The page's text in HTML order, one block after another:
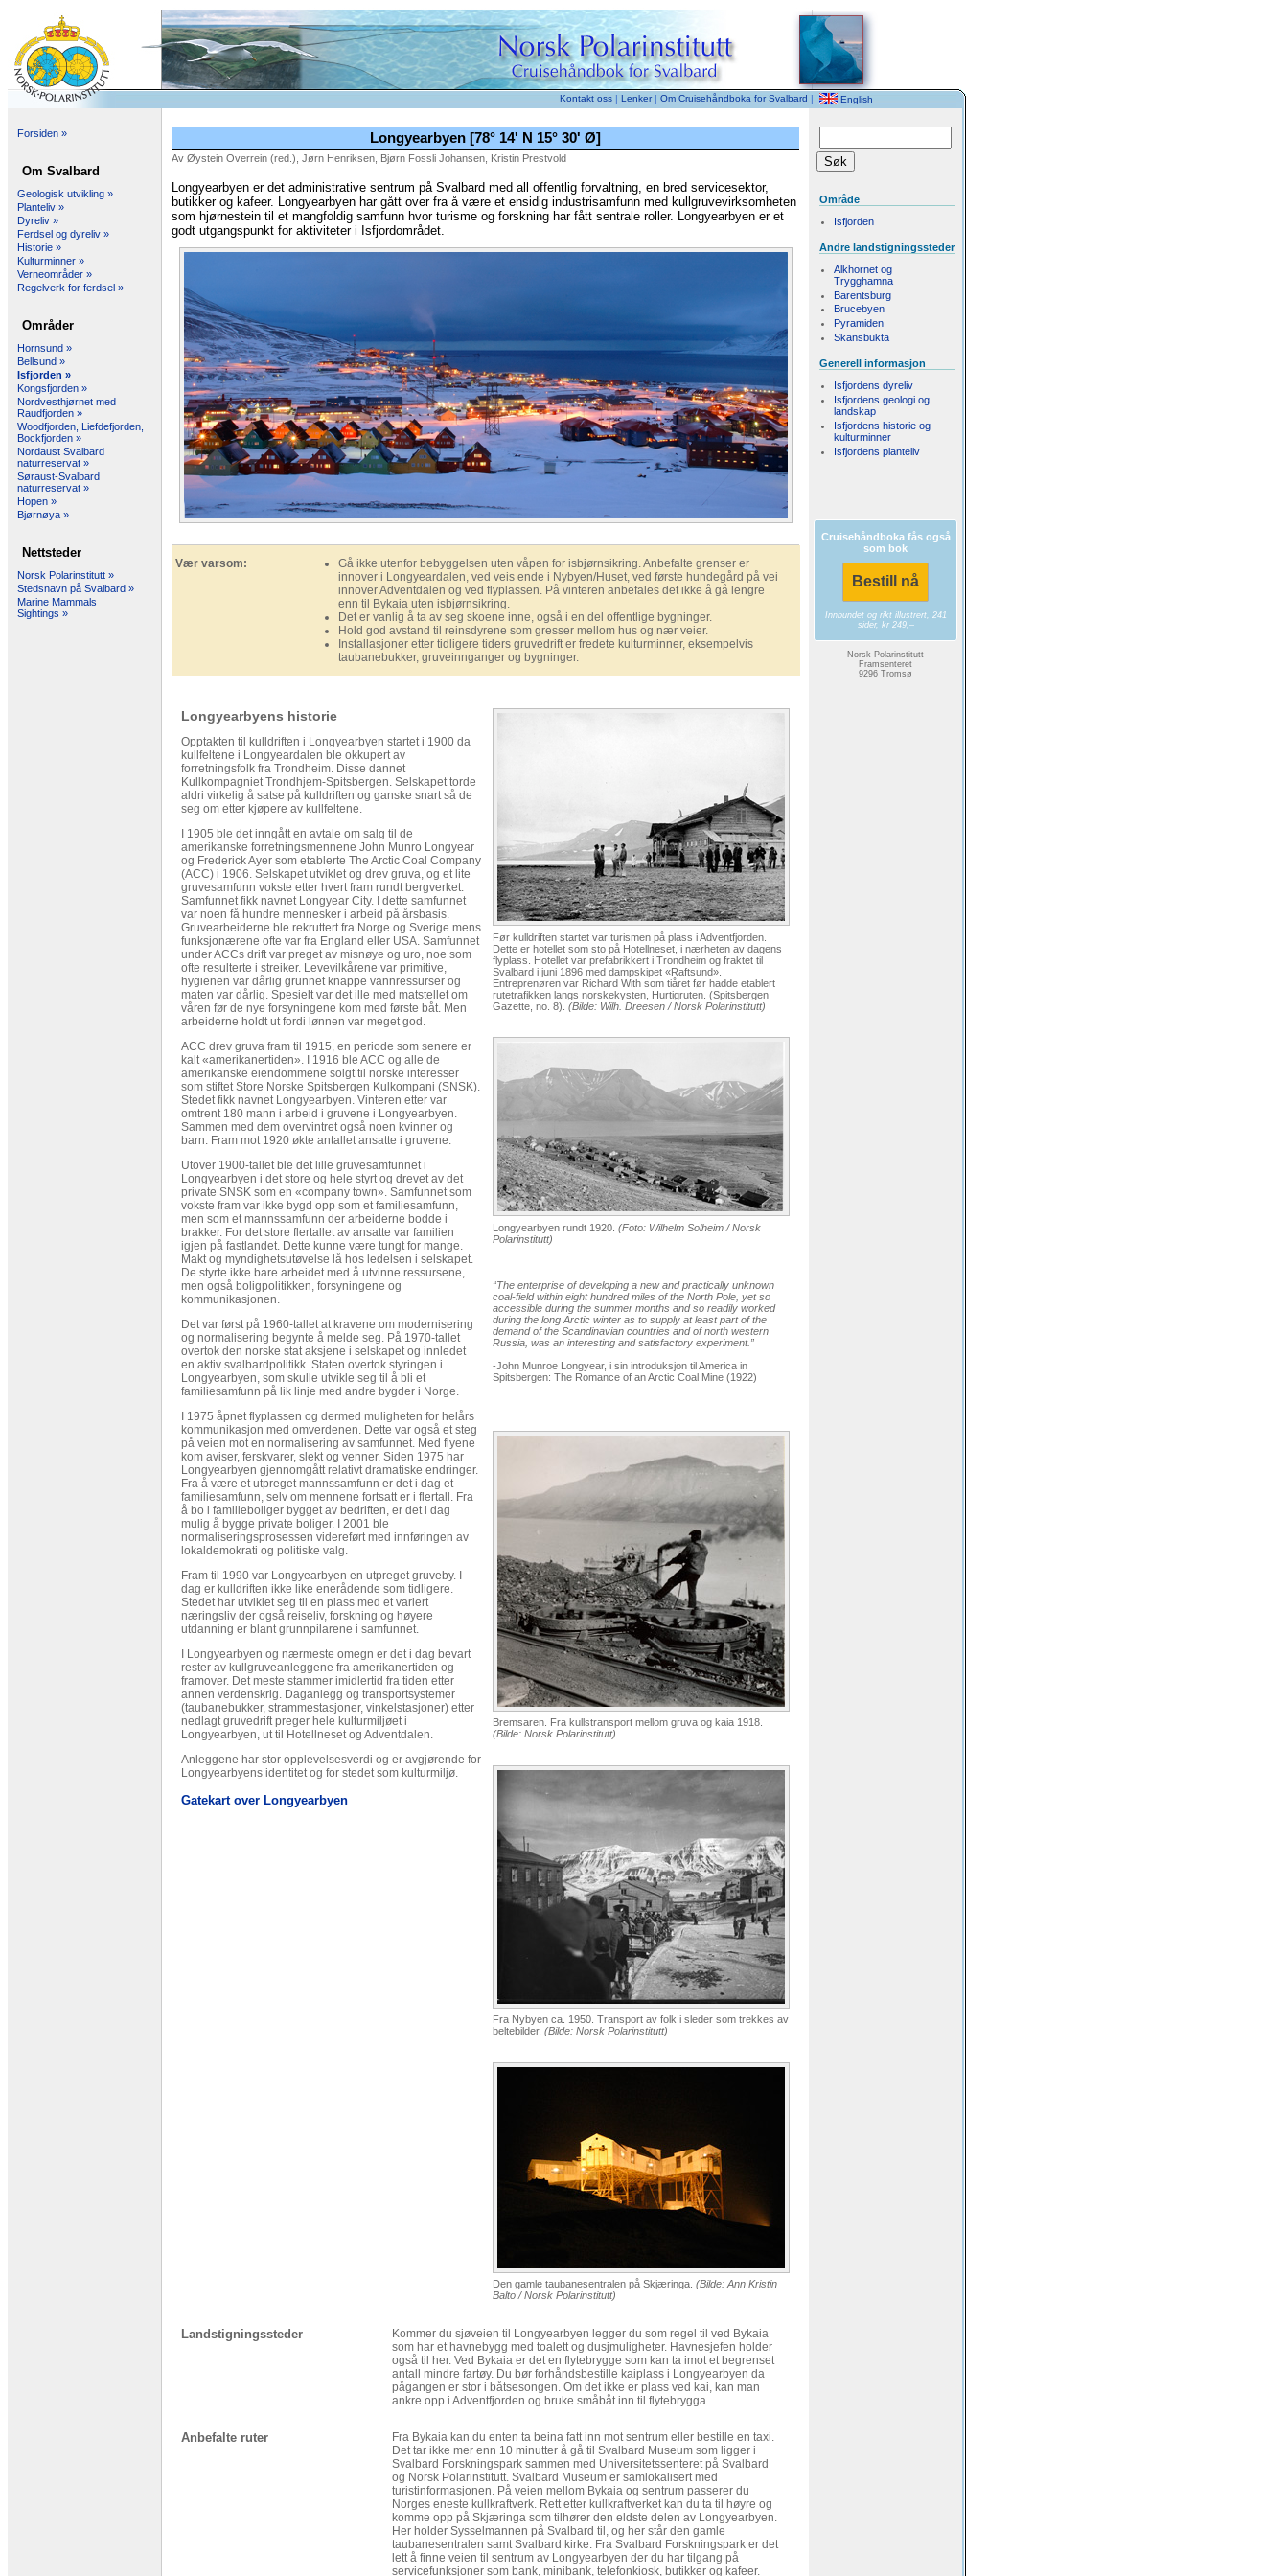
Kontakt oss | Lenker| Om Cruisehåndboka for Svalbard | English
Forsiden »
Om Svalbard
Geologisk utvikling »
Planteliv »
Dyreliv »
Ferdsel og dyreliv »
Historie »
Kulturminner »
Verneområder »
Regelverk for ferdsel »
Områder
Hornsund »
Bellsund »
Isfjorden »
Kongsfjorden »
Nordvesthjørnet med
Raudfjorden »
Woodfjorden, Liefdefjorden,
Bockfjorden »
Nordaust Svalbard
naturreservat »
Søraust-Svalbard
naturreservat »
Hopen »
Bjørnøya »
Nettsteder
Norsk Polarinstitutt »
Stedsnavn på Svalbard »
Marine Mammals
Sightings »
Longyearbyen [78° 14' N 15° 30' Ø]
Av Øystein Overrein (red.), Jørn Henriksen, Bjørn Fossli Johansen, Kristin Prestvold
Longyearbyen er det administrative sentrum på Svalbard med all offentlig forvaltning, en bred servicesektor,
butikker og kafeer. Longyearbyen har gått over fra å være et ensidig industrisamfunn med kullgruvevirksomheten
som hjørnestein til et mangfoldig samfunn hvor turisme og forskning har fått sentrale roller. Longyearbyen er et
godt utgangspunkt for aktiviteter i Isfjordområdet.
Vær varsom:
Gå ikke utenfor bebyggelsen uten våpen for isbjørnsikring. Anbefalte grenser er
innover i Longyeardalen, ved veis ende i Nybyen/Huset, ved første hundegård på vei
innover Adventdalen og ved flyplassen. På vinteren anbefales det ikke å gå lengre
enn til Bykaia uten isbjørnsikring.
Det er vanlig å ta av seg skoene inne, også i en del offentlige bygninger.
Hold god avstand til reinsdyrene som gresser mellom hus og nær veier.
Installasjoner etter tidligere tiders gruvedrift er fredete kulturminner, eksempelvis
taubanebukker, gruveinnganger og bygninger.
Før kulldriften startet var turismen på plass i Adventfjorden.
Dette er hotellet som sto på Hotellneset, i nærheten av dagens
flyplass. Hotellet var prefabrikkert i Trondheim og fraktet til
Svalbard i juni 1896 med dampskipet «Raftsund».
Entreprenøren var Richard With som tiåret før hadde etablert
rutetrafikken langs norskekysten, Hurtigruten. (Spitsbergen
Gazette, no. 8). (Bilde: Wilh. Dreesen / Norsk Polarinstitutt)
Longyearbyen rundt 1920.(Foto: Wilhelm Solheim / Norsk
Polarinstitutt)
“The enterprise of developing a new and practically unknown
coal-field within eight hundred miles of the North Pole, yet so
accessible during the summer months and so readily worked
during the long Arctic winter as to supply at least part of the
demand of the Scandinavian countries and of north western
Russia, was an interesting and satisfactory experiment.”
-John Munroe Longyear, i sin introduksjon til America in
Spitsbergen: The Romance of an Arctic Coal Mine (1922)
Bremsaren. Fra kullstransport mellom gruva og kaia 1918.
(Bilde: Norsk Polarinstitutt)
Fra Nybyen ca. 1950. Transport av folk i sleder som trekkes av
beltebilder. (Bilde: Norsk Polarinstitutt)
Den gamle taubanesentralen på Skjæringa. (Bilde: Ann Kristin
Balto / Norsk Polarinstitutt)
Longyearbyens historie
Opptakten til kulldriften i Longyearbyen startet i 1900 da
kullfeltene i Longyeardalen ble okkupert av
forretningsfolk fra Trondheim. Disse dannet
Kullkompagniet Trondhjem-Spitsbergen. Selskapet torde
aldri virkelig å satse på kulldriften og ganske snart så de
seg om etter kjøpere av kullfeltene.
I 1905 ble det inngått en avtale om salg til de
amerikanske forretningsmennene John Munro Longyear
og Frederick Ayer som etablerte The Arctic Coal Company
(ACC) i 1906. Selskapet utviklet og drev gruva, og et lite
gruvesamfunn vokste etter hvert fram rundt bergverket.
Samfunnet fikk navnet Longyear City. I dette samfunnet
var noen få hundre mennesker i arbeid på årsbasis.
Gruvearbeiderne ble rekruttert fra Norge og Sverige mens
funksjonærene ofte var fra England eller USA. Samfunnet
under ACCs drift var preget av misnøye og uro, noe som
ofte resulterte i streiker. Levevilkårene var primitive,
hygienen var dårlig grunnet knappe vannressurser og
maten var dårlig. Spesielt var det ille med matstellet om
våren før de nye forsyningene kom med første båt. Men
arbeiderne holdt ut fordi lønnen var meget god.
ACC drev gruva fram til 1915, en periode som senere er
kalt «amerikanertiden». I 1916 ble ACC og alle de
amerikanske eiendommene solgt til norske interesser
som stiftet Store Norske Spitsbergen Kulkompani (SNSK).
Stedet fikk navnet Longyearbyen. Vinteren etter var
omtrent 180 mann i arbeid i gruvene i Longyearbyen.
Sammen med dem overvintret også noen kvinner og
barn. Fram mot 1920 økte antallet ansatte i gruvene.
Utover 1900-tallet ble det lille gruvesamfunnet i
Longyearbyen i det store og hele styrt og drevet av det
private SNSK som en «company town». Samfunnet som
vokste fram var ikke bygd opp som et familiesamfunn,
men som et mannssamfunn der arbeiderne bodde i
brakker. For det store flertallet av ansatte var familien
igjen på fastlandet. Dette kunne være tungt for mange.
Makt og myndighetsutøvelse lå hos ledelsen i selskapet.
De styrte ikke bare arbeidet med å utvinne ressursene,
men også boligpolitikken, forsyningene og
kommunikasjonen.
Det var først på 1960-tallet at kravene om modernisering
og normalisering begynte å melde seg. På 1970-tallet
overtok den norske stat aksjene i selskapet og innledet
en aktiv svalbardpolitikk. Staten overtok styringen i
Longyearbyen, som skulle utvikle seg til å bli et
familiesamfunn på lik linje med andre bygder i Norge.
I 1975 åpnet flyplassen og dermed muligheten for helårs
kommunikasjon med omverdenen. Dette var også et steg
på veien mot en normalisering av samfunnet. Med flyene
kom aviser, ferskvarer, slekt og venner. Siden 1975 har
Longyearbyen gjennomgått relativt dramatiske endringer.
Fra å være et utpreget mannssamfunn er det i dag et
familiesamfunn, selv om mennene fortsatt er i flertall. Fra
å bo i familieboliger bygget av bedriften, er det i dag
mulig å bygge private boliger. I 2001 ble
normaliseringsprosessen videreført med innføringen av
lokaldemokrati og politiske valg.
Fram til 1990 var Longyearbyen en utpreget gruveby. I
dag er kulldriften ikke like enerådende som tidligere.
Stedet har utviklet seg til en plass med et variert
næringsliv der også reiseliv, forskning og høyere
utdanning er blant grunnpilarene i samfunnet.
I Longyearbyen og nærmeste omegn er det i dag bevart
rester av kullgruveanleggene fra amerikanertiden og
framover. Det meste stammer imidlertid fra tiden etter
annen verdenskrig. Daganlegg og transportsystemer
(taubanebukker, strammestasjoner, vinkelstasjoner) etter
nedlagt gruvedrift preger hele kulturmiljøet i
Longyearbyen, ut til Hotellneset og Adventdalen.
Anleggene har stor opplevelsesverdi og er avgjørende for
Longyearbyens identitet og for stedet som kulturmiljø.
Gatekart over Longyearbyen
Landstigningssteder
Kommer du sjøveien til Longyearbyen legger du som regel til ved Bykaia
som har et havnebygg med toalett og dusjmuligheter. Havnesjefen holder
også til her. Ved Bykaia er det en flytebrygge som kan ta imot et begrenset
antall mindre fartøy. Du bør forhåndsbestille kaiplass i Longyearbyen da
pågangen er stor i båtsesongen. Om det ikke er plass ved kai, kan man
ankre opp i Adventfjorden og bruke småbåt inn til flytebrygga.
Anbefalte ruter
Fra Bykaia kan du enten ta beina fatt inn mot sentrum eller bestille en taxi.
Det tar ikke mer enn 10 minutter å gå til Svalbard Museum som ligger i
Svalbard Forskningspark sammen med Universitetssenteret på Svalbard
og Norsk Polarinstitutt. Svalbard Museum er samlokalisert med
turistinformasjonen. På veien mellom Bykaia og sentrum passerer du
Norges eneste kullkraftverk. Rett etter kullkraftverket kan du ta til høyre og
komme opp på Skjæringa som tilhører den eldste delen av Longyearbyen.
Her holder Sysselmannen på Svalbard til, og her står den gamle
taubanesentralen samt Svalbard kirke. Fra Svalbard Forskningspark er det
lett å finne veien til sentrum av Longyearbyen der du har tilgang på
servicefunksjoner som bank, minibank, telefonkiosk, butikker og kafeer.
Område
Isfjorden
Andre landstigningssteder
Alkhornet og
Trygghamna
Barentsburg
Brucebyen
Pyramiden
Skansbukta
Generell informasjon
Isfjordens dyreliv
Isfjordens geologi og
landskap
Isfjordens historie og
kulturminner
Isfjordens planteliv
Cruisehåndboka fås også
som bok
Bestill nå
Innbundet og rikt illustrert, 241
sider, kr 249,–
Norsk Polarinstitutt
Framsenteret
9296 Tromsø